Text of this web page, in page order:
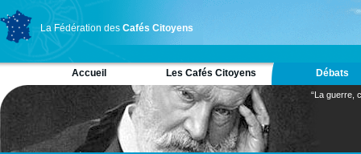
La Fédération des Cafés Citoyens
Accueil Les Cafés Citoyens Débats
“La guerre,